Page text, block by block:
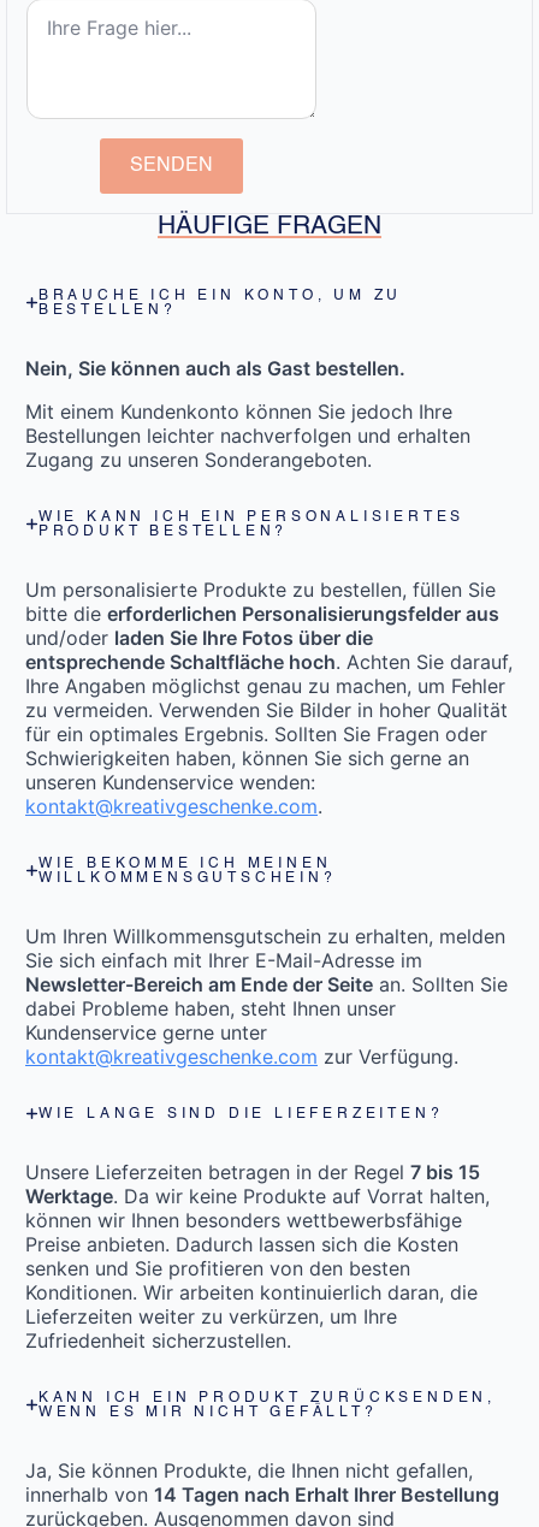
SENDEN
HÄUFIGE FRAGEN
BRAUCHE ICH EIN KONTO, UM ZU
BESTELLEN?
Nein, Sie können auch als Gast bestellen.
Mit einem Kundenkonto können Sie jedoch Ihre
Bestellungen leichter nachverfolgen und erhalten
Zugang zu unseren Sonderangeboten.
WIE KANN ICH EIN PERSONALISIERTES
PRODUKT BESTELLEN?
Um personalisierte Produkte zu bestellen, füllen Sie
bitte die erforderlichen Personalisierungsfelder aus
und/oder laden Sie Ihre Fotos über die
entsprechende Schaltfläche hoch. Achten Sie darauf,
Ihre Angaben möglichst genau zu machen, um Fehler
zu vermeiden. Verwenden Sie Bilder in hoher Qualität
für ein optimales Ergebnis. Sollten Sie Fragen oder
Schwierigkeiten haben, können Sie sich gerne an
unseren Kundenservice wenden:
kontakt@kreativgeschenke.com.
WIE BEKOMME ICH MEINEN
WILLKOMMENSGUTSCHEIN?
Um Ihren Willkommensgutschein zu erhalten, melden
Sie sich einfach mit Ihrer E-Mail-Adresse im
Newsletter-Bereich am Ende der Seite an. Sollten Sie
dabei Probleme haben, steht Ihnen unser
Kundenservice gerne unter
kontakt@kreativgeschenke.com zur Verfügung.
WIE LANGE SIND DIE LIEFERZEITEN?
Unsere Lieferzeiten betragen in der Regel 7 bis 15
Werktage. Da wir keine Produkte auf Vorrat halten,
können wir Ihnen besonders wettbewerbsfähige
Preise anbieten. Dadurch lassen sich die Kosten
senken und Sie profitieren von den besten
Konditionen. Wir arbeiten kontinuierlich daran, die
Lieferzeiten weiter zu verkürzen, um Ihre
Zufriedenheit sicherzustellen.
KANN ICH EIN PRODUKT ZURÜCKSENDEN,
WENN ES MIR NICHT GEFÄLLT?
Ja, Sie können Produkte, die Ihnen nicht gefallen,
innerhalb von 14 Tagen nach Erhalt Ihrer Bestellung
zurückgeben. Ausgenommen davon sind